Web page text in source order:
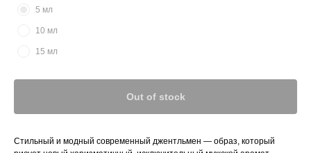
5 мл
10 мл
15 мл
Out of stock
Стильный и модный современный джентльмен — образ, который